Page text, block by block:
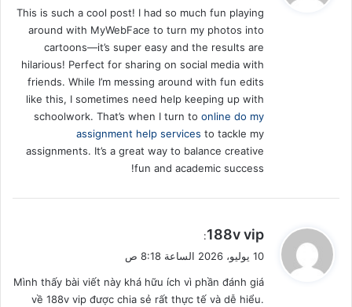
ل
This is such a cool post! I had so much fun playing
around with MyWebFace to turn my photos into
cartoons—it’s super easy and the results are
hilarious! Perfect for sharing on social media with
friends. While I’m messing around with fun edits
like this, I sometimes need help keeping up with
schoolwork. That’s when I turn to online do my
assignment help services to tackle my
assignments. It’s a great way to balance creative
fun and academic success!
ي
ل
188v vip
:
10 يوليو، 2026 الساعة 8:18 ص
Mình thấy bài viết này khá hữu ích vì phần đánh giá
về 188v vip được chia sẻ rất thực tế và dễ hiểu.